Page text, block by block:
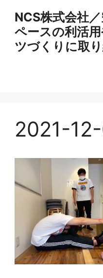
NCS株式会社
ペースの利活
ツづくりに取
2021-